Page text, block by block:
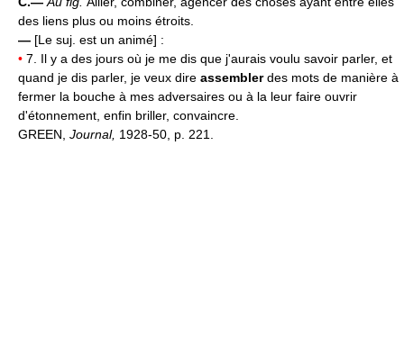
des liens plus ou moins étroits.
— [Le suj. est un animé] :
• 7. Il y a des jours où je me dis que j'aurais voulu savoir parler, et
quand je dis parler, je veux dire assemblerdes mots de manière à
fermer la bouche à mes adversaires ou à la leur faire ouvrir
d'étonnement, enfin briller, convaincre.
GREEN, Journal, 1928-50, p. 221.